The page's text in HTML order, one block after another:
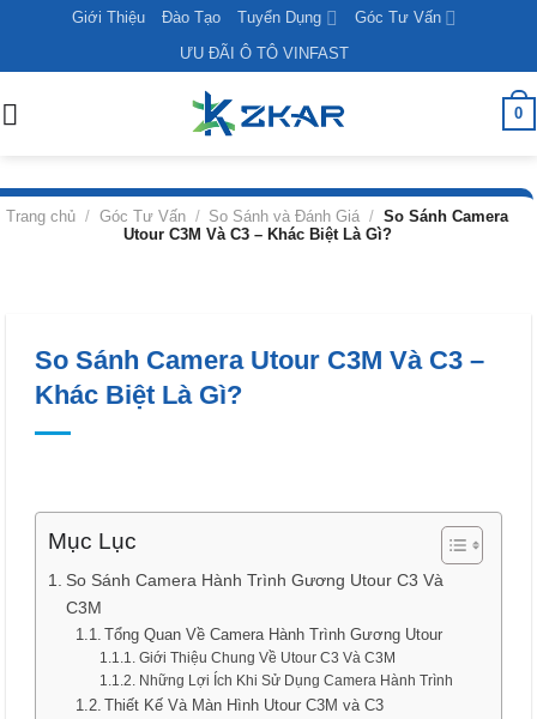
content
Giới Thiệu Đào Tạo Tuyển Dụng
Góc Tư Vấn
ƯU ĐÃI Ô TÔ VINFAST
0
Trang chủ / Góc Tư Vấn / So Sánh và Đánh Giá / So Sánh Camera
Utour C3M Và C3 – Khác Biệt Là Gì?
So Sánh Camera Utour C3M Và C3 –
Khác Biệt Là Gì?
Mục Lục
So Sánh Camera Hành Trình Gương Utour C3 Và
C3M
Tổng Quan Về Camera Hành Trình Gương Utour
Giới Thiệu Chung Về Utour C3 Và C3M
Những Lợi Ích Khi Sử Dụng Camera Hành Trình
Thiết Kế Và Màn Hình Utour C3M và C3